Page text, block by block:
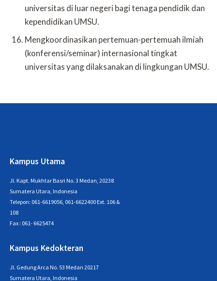
universitas di luar negeri bagi tenaga pendidik dan
kependidikan UMSU.
Mengkoordinasikan pertemuan-pertemuah ilmiah
(konferensi/seminar) internasional tingkat
universitas yang dilaksanakan di lingkungan UMSU.
Kampus Utama
Jl. Kapt. Mukhtar Basri No. 3 Medan, 20238
Sumatera Utara, Indonesia
Telepon: 061-6619056, 061-6622400 Ext. 106 &
108
Fax : 061- 6625474
Kampus Kedokteran
Jl. Gedung Arca No. 53 Medan 20217
Sumatera Utara, Indonesia